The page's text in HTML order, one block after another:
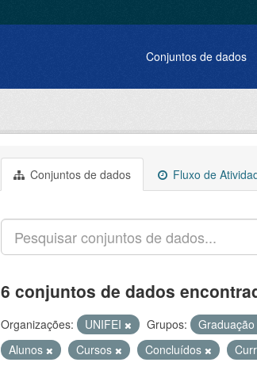
Conjuntos de dados
Conjuntos de dados Fluxo de
6 conjuntos de dados
Organizações: UNIFEI Grupos: Graduação
Alunos
Cursos Concluídos